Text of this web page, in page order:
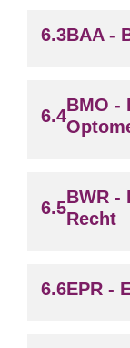
BAA -
BMO -
BWR -
Recht
EPR -